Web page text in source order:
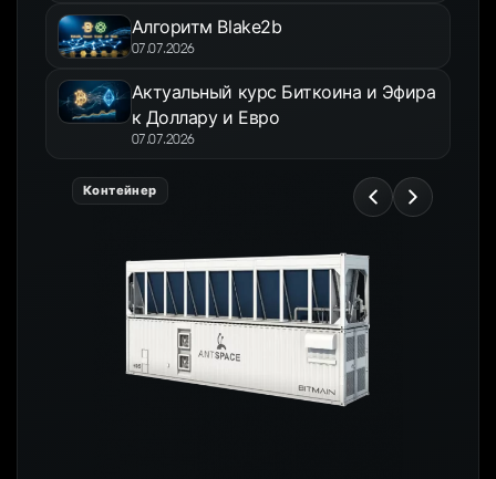
Алгоритм Blake2b
07.07.2026
Актуальный курс Биткоина и Эфира
к Доллару и Евро
07.07.2026
Контейнер